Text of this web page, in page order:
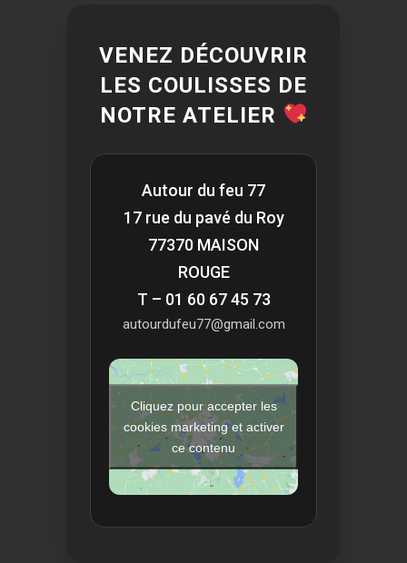
VENEZ DÉCOUVRIR
LES COULISSES DE
NOTRE ATELIER
Autour du feu 77
17 rue du pavé du Roy
77370 MAISON
ROUGE
T – 01 60 67 45 73
autourdufeu77@gmail.com
Cliquez pour accepter les
cookies marketing et activer
ce contenu